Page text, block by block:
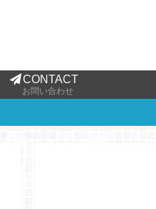
CONTACT
お問い合わせ